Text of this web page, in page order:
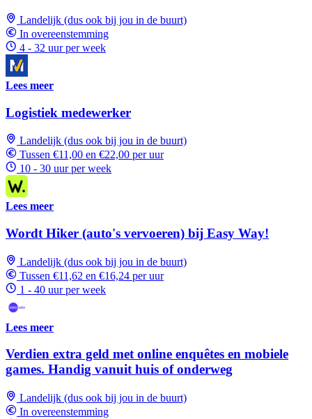
Landelijk (dus ook bij jou in de buurt)
In overeenstemming
4 - 32 uur per week
Lees meer
Logistiek medewerker
Landelijk (dus ook bij jou in de buurt)
Tussen €11,00 en €22,00 per uur
10 - 30 uur per week
Lees meer
Wordt Hiker (auto's vervoeren) bij Easy Way!
Landelijk (dus ook bij jou in de buurt)
Tussen €11,62 en €16,24 per uur
1 - 40 uur per week
Lees meer
Verdien extra geld met online enquêtes en mobiele
games. Handig vanuit huis of onderweg
Landelijk (dus ook bij jou in de buurt)
In overeenstemming